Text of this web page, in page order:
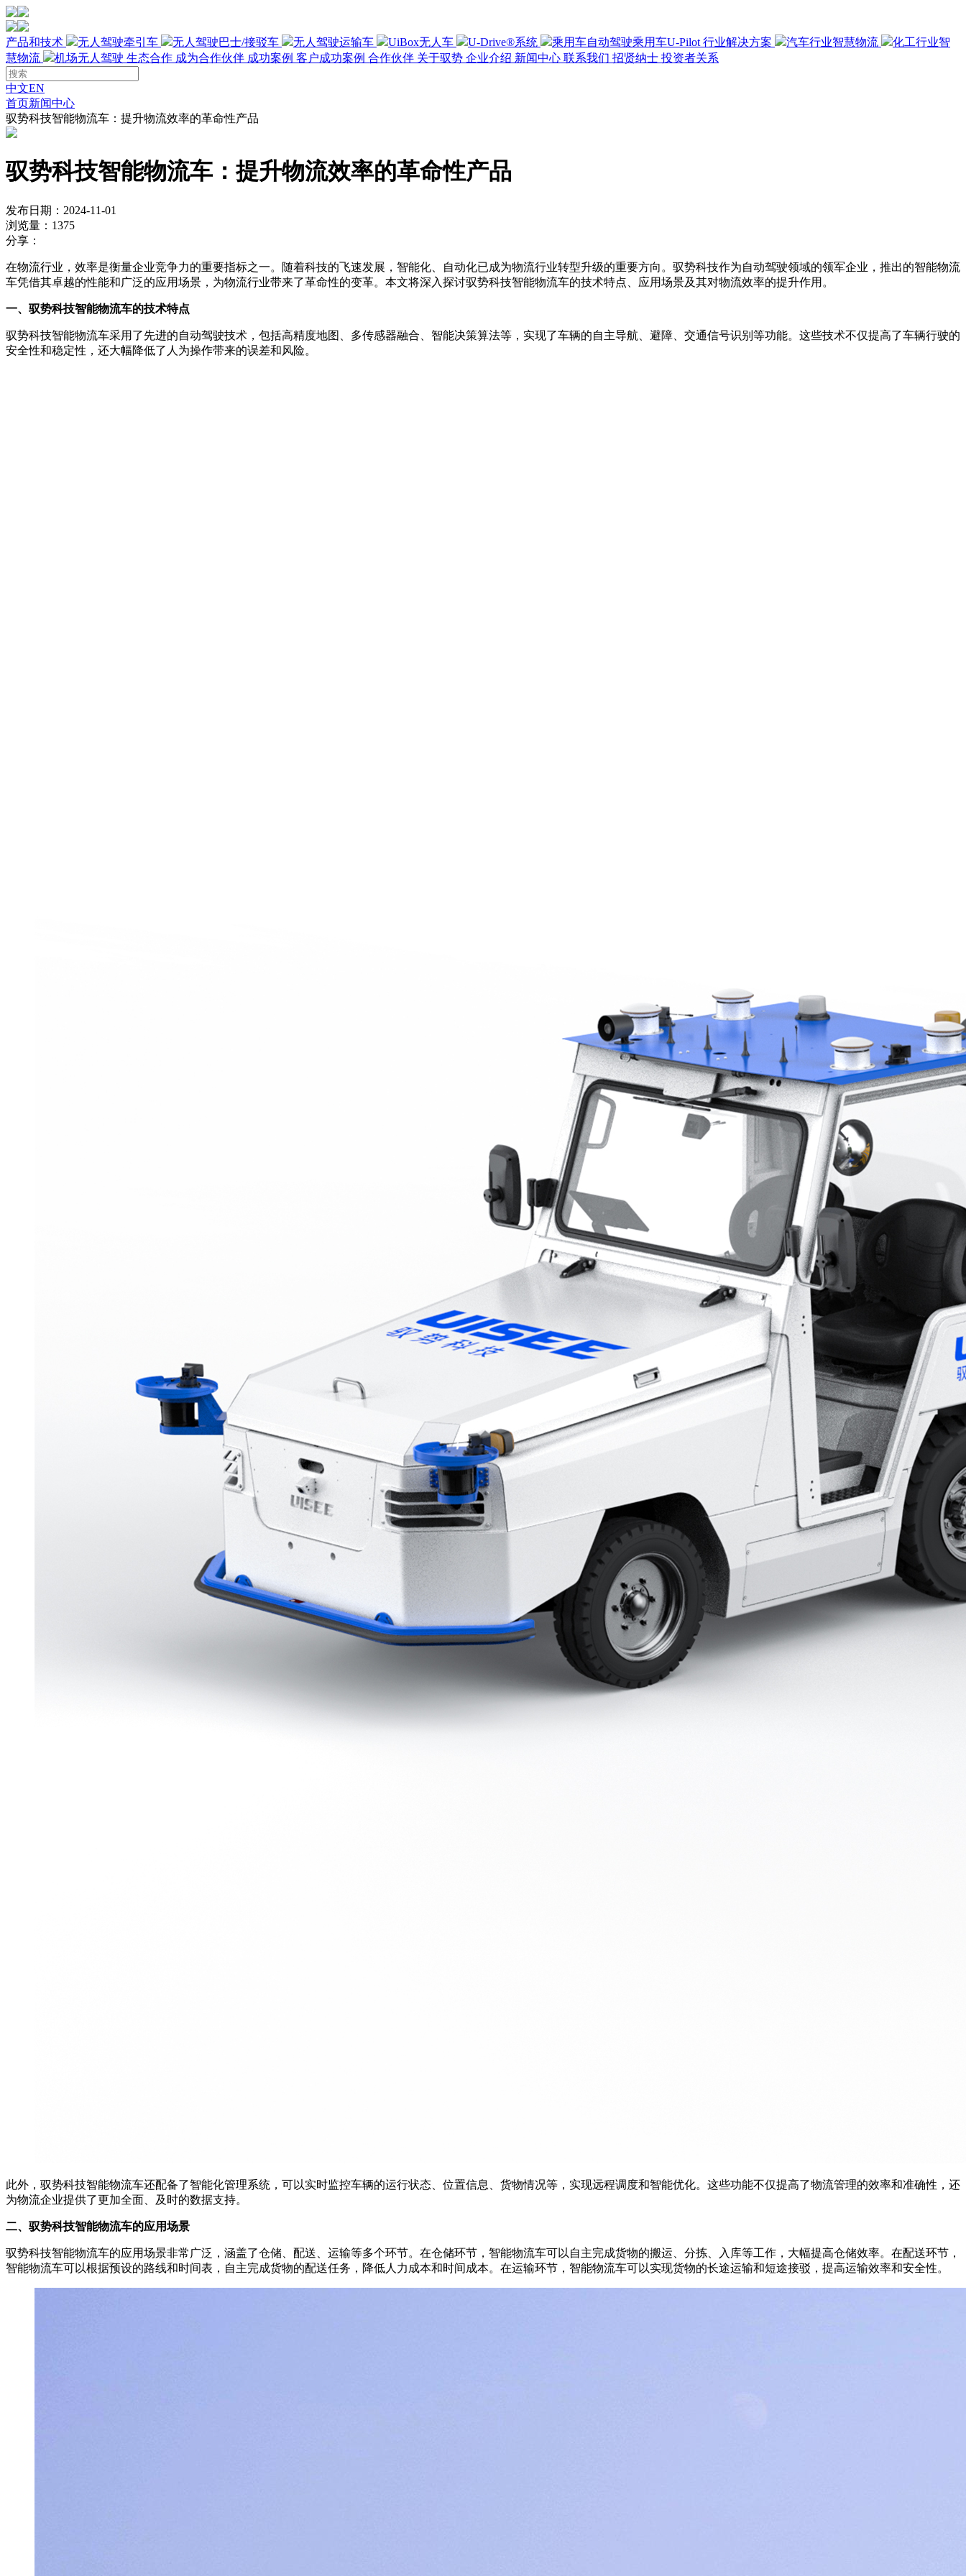
产品和技术 无人驾驶牵引车 无人驾驶巴士/接驳车 无人驾驶运输车 UiBox无人车 U-Drive®系统 乘用车自动驾驶乘用车U-Pilot 行业解决方案 汽车行业智慧物流
化工行业智
慧物流
机场无人驾驶 生态合作 成为合作伙伴 成功案例 客户成功案例 合作伙伴 关于驭势 企业介绍 新闻中心 联系我们 招贤纳士 投资者关系
中文EN
首页新闻中心
驭势科技智能物流车：提升物流效率的革命性产品
驭势科技智能物流车：提升物流效率的革命性产品
发布日期：2024-11-01
浏览量：1375
分享：
在物流行业，效率是衡量企业竞争力的重要指标之一。随着科技的飞速发展，智能化、自动化已成为物流行业转型升级的重要方向。驭势科技作为自动驾驶领域的领军企业，推出的智能物流
车凭借其卓越的性能和广泛的应用场景，为物流行业带来了革命性的变革。本文将深入探讨驭势科技智能物流车的技术特点、应用场景及其对物流效率的提升作用。
一、驭势科技智能物流车的技术特点
驭势科技智能物流车采用了先进的自动驾驶技术，包括高精度地图、多传感器融合、智能决策算法等，实现了车辆的自主导航、避障、交通信号识别等功能。这些技术不仅提高了车辆行驶的
安全性和稳定性，还大幅降低了人为操作带来的误差和风险。
此外，驭势科技智能物流车还配备了智能化管理系统，可以实时监控车辆的运行状态、位置信息、货物情况等，实现远程调度和智能优化。这些功能不仅提高了物流管理的效率和准确性，还
为物流企业提供了更加全面、及时的数据支持。
二、驭势科技智能物流车的应用场景
驭势科技智能物流车的应用场景非常广泛，涵盖了仓储、配送、运输等多个环节。在仓储环节，智能物流车可以自主完成货物的搬运、分拣、入库等工作，大幅提高仓储效率。在配送环节，
智能物流车可以根据预设的路线和时间表，自主完成货物的配送任务，降低人力成本和时间成本。在运输环节，智能物流车可以实现货物的长途运输和短途接驳，提高运输效率和安全性。